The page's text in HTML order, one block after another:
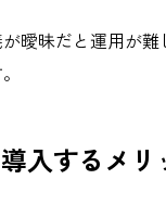
曖昧だと運用が
入するメリ